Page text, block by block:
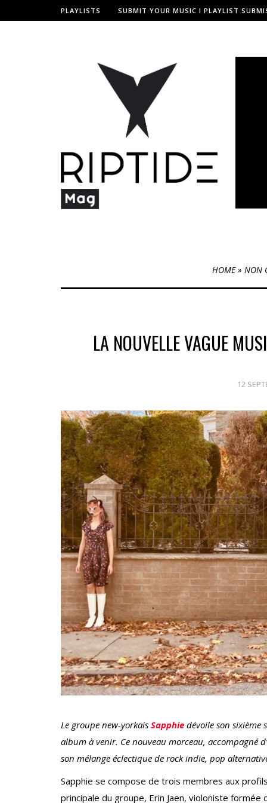
PLAYLISTS SUBMIT YOUR MUSIC I PLAYLIST
HOME» NON
LA NOUVELLE VAGUE
12
Le groupe new-yorkais Sapphie dévoile son sixième
album à venir. Ce nouveau morceau, accompagné
son mélange éclectique de rock indie, pop
Sapphie se compose de trois membres aux
principale du groupe, Erin Jaen, violoniste